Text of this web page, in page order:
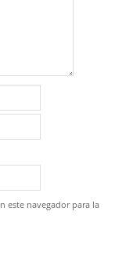
este navegador para la